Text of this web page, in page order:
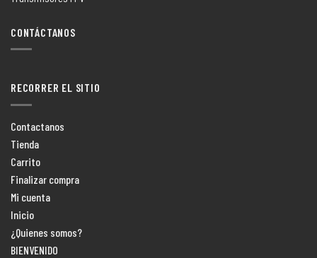
CONTÁCTANOS
RECORRER EL SITIO
Contactanos
Tienda
Carrito
Finalizar compra
Mi cuenta
Inicio
¿Quienes somos?
BIENVENIDO